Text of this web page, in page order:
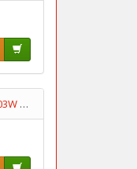
ROZDZIELACZ SIECIOWY P903W 16AA BIAŁY IP20 3GNIAZDA UZIOM